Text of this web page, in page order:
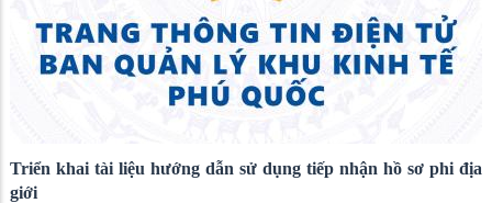
Triển khai tài liệu hướng dẫn sử dụng tiếp nhận hồ sơ phi địa
giới